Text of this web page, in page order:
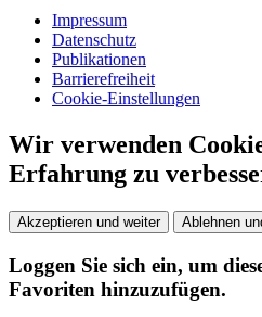
Impressum
Datenschutz
Publikationen
Barrierefreiheit
Cookie-Einstellungen
Wir verwenden
Erfahrung zu
Akzeptieren und weiter Ablehnen
Loggen Sie sich ein, um
Favoriten hinzuzufügen.